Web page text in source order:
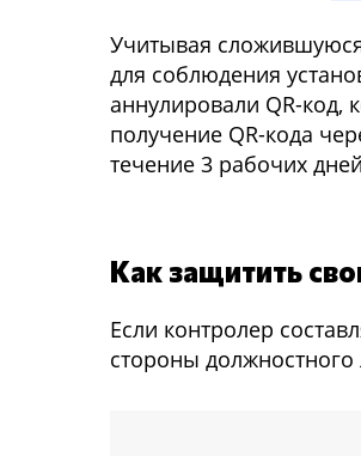
Учитывая
для соблюдения
аннулировали QR-код,
получение QR-кода
течение 3 рабочих
Как защитить
Если контролер
стороны